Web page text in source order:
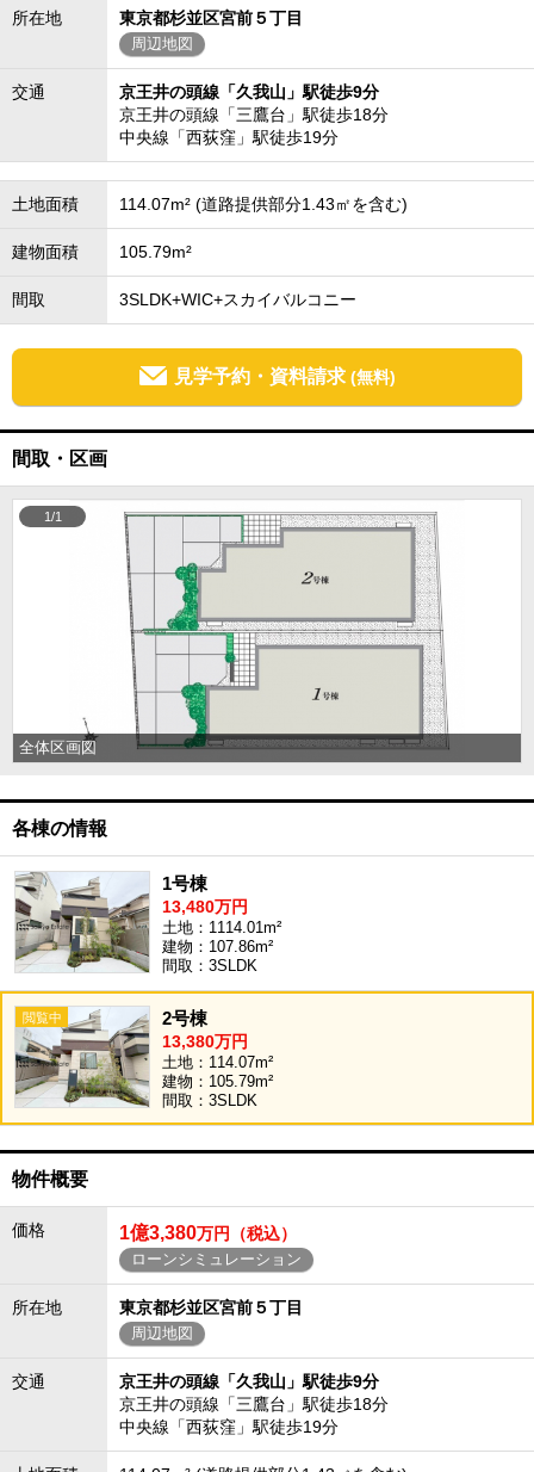
所在地 東京都杉並区宮前５丁目
周辺地図
交通
京王井の頭線「久我山」駅徒歩9分
京王井の頭線「三鷹台」駅徒歩18分
中央線「西荻窪」駅徒歩19分
土地面積 114.07m² (道路提供部分1.43㎡を含む)
建物面積 105.79m²
間取 3SLDK+WIC+スカイバルコニー
見学予約・資料請求 (無料)
間取・区画
全体区画図
1/1
各棟の情報
1号棟
13,480万円
土地：1114.01m²
建物：107.86m²
間取：3SLDK
2号棟
13,380万円
土地：114.07m²
建物：105.79m²
間取：3SLDK
物件概要
価格 1億3,380万円（税込）
ローンシミュレーション
所在地 東京都杉並区宮前５丁目
周辺地図
交通
京王井の頭線「久我山」駅徒歩9分
京王井の頭線「三鷹台」駅徒歩18分
中央線「西荻窪」駅徒歩19分